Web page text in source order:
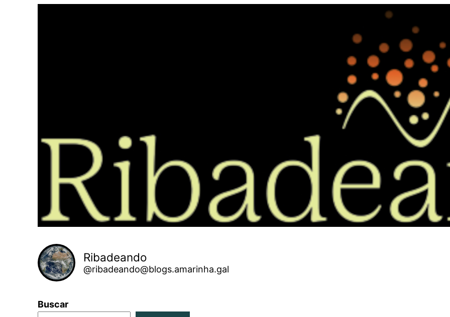
Ribadeando
@ribadeando@blogs.amarinha.gal
Buscar